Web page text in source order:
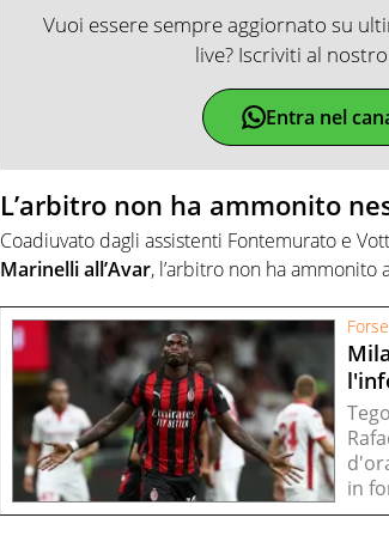
Vuoi essere sempre aggiornato su
live? Iscriviti al
Entra nel
L’arbitro non ha ammonito
Coadiuvato dagli assistenti Fontemurato e
Marinelli all’Avar, l’arbitro non ha ammonito
in